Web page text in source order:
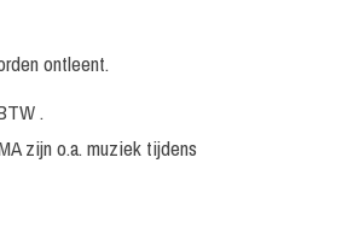
aanvraag
ontleent.
.
zijn o.a. muziek tijdens